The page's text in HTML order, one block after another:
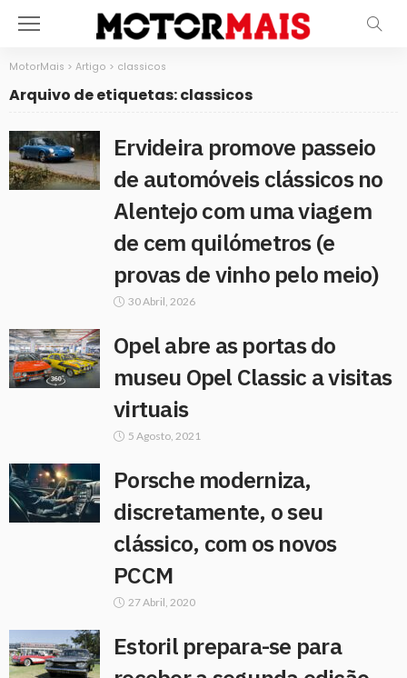
MotorMais > Artigo > classicos
Arquivo de etiquetas: classicos
Ervideira promove passeio
de automóveis clássicos no
Alentejo com uma viagem
de cem quilómetros (e
provas de vinho pelo meio)
30 Abril, 2026
Opel abre as portas do
museu Opel Classic a visitas
virtuais
5 Agosto, 2021
Porsche moderniza,
discretamente, o seu
clássico, com os novos
PCCM
27 Abril, 2020
Estoril prepara-se para